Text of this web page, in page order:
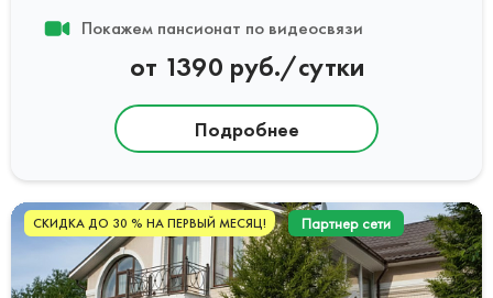
Покажем пансионат по видеосвязи
от 1390 руб./сутки
Подробнее
СКИДКА ДО 30 % НА ПЕРВЫЙ МЕСЯЦ! Партнер сети